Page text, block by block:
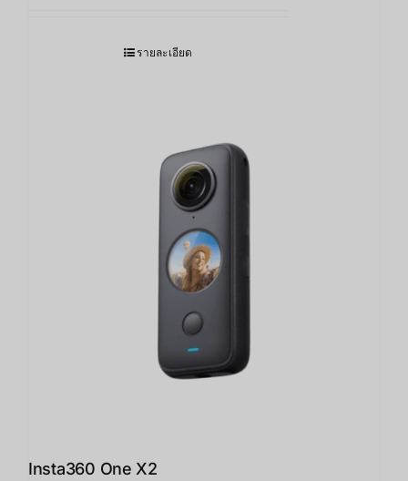
รายละเอียด
Insta360 One X2